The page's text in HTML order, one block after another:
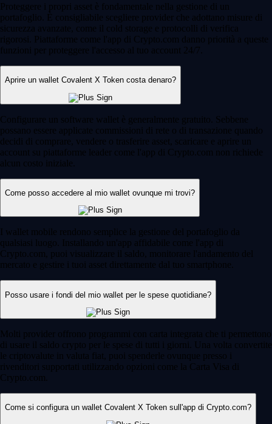
Proteggere i propri asset è fondamentale nella gestione di un
portafoglio. È consigliabile scegliere provider che adottano misure di
sicurezza avanzate, come il cold storage e protocolli di verifica
rigorosi. Piattaforme come l'app di Crypto.com danno priorità a queste
funzioni per proteggere l'accesso al tuo account 24/7.
Aprire un wallet Covalent X Token costa denaro?
Configurare un software wallet è generalmente gratuito. Sebbene
possano essere applicate commissioni di rete o di transazione quando
decidi di comprare, vendere o trasferire asset, scaricare e aprire un
account su piattaforme leader come l'app di Crypto.com non richiede
alcun costo iniziale.
Come posso accedere al mio wallet ovunque mi trovi?
I wallet mobile rendono semplice la gestione del portafoglio da
qualsiasi luogo. Installando un'app affidabile come l'app di
Crypto.com, puoi visualizzare il saldo, monitorare l'andamento del
mercato e gestire i tuoi asset direttamente dal tuo smartphone.
Posso usare i fondi del mio wallet per le spese quotidiane?
Molti provider offrono programmi con carta integrata che ti permettono
di usare il saldo crypto per le spese di tutti i giorni. Una volta convertite
le criptovalute in valuta fiat, puoi spenderle ovunque presso i
rivenditori supportati utilizzando opzioni come la Carta Visa di
Crypto.com.
Come si configura un wallet Covalent X Token sull'app di Crypto.com?